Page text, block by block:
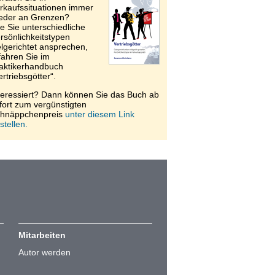
immer
an Grenzen?
Sie unterschiedliche
ansprechen,
Sie im
Dann können Sie das Buch ab
zum vergünstigten
unter diesem Link
Mitarbeiten
Autor werden